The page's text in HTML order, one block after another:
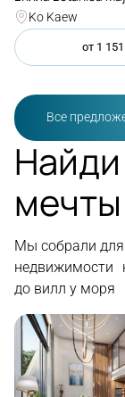
Ko Kaew
от 1
Все
Найди
мечты
Мы собрали
недвижимости
до вилл у моря